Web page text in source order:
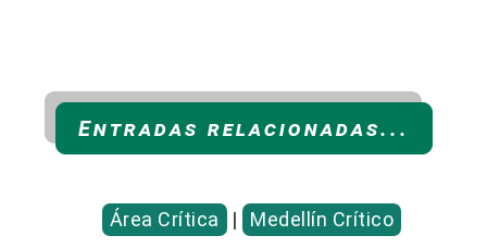
Entradas relacionadas...
Área Crítica | Medellín Crítico